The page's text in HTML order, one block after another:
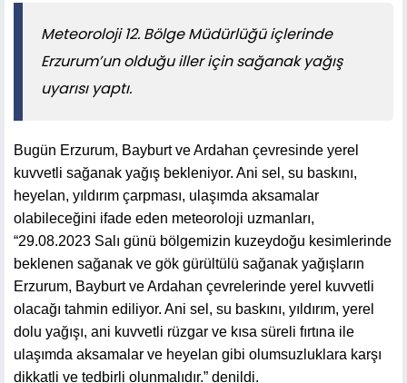
Meteoroloji 12. Bölge Müdürlüğü içlerinde
Erzurum’un olduğu iller için sağanak yağış
uyarısı yaptı.
Bugün Erzurum, Bayburt ve Ardahan çevresinde yerel
kuvvetli sağanak yağış bekleniyor. Ani sel, su baskını,
heyelan, yıldırım çarpması, ulaşımda aksamalar
olabileceğini ifade eden meteoroloji uzmanları,
“29.08.2023 Salı günü bölgemizin kuzeydoğu kesimlerinde
beklenen sağanak ve gök gürültülü sağanak yağışların
Erzurum, Bayburt ve Ardahan çevrelerinde yerel kuvvetli
olacağı tahmin ediliyor. Ani sel, su baskını, yıldırım, yerel
dolu yağışı, ani kuvvetli rüzgar ve kısa süreli fırtına ile
ulaşımda aksamalar ve heyelan gibi olumsuzluklara karşı
dikkatli ve tedbirli olunmalıdır.” denildi.